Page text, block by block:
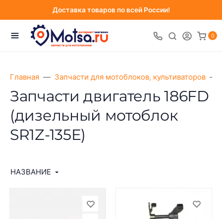
Доставка товаров по всей России!
0
Главная Запчасти для мотоблоков, культиваторов
Запчасти двигатель 186FD
(дизельный мотоблок
SR1Z-135E)
НАЗВАНИЕ